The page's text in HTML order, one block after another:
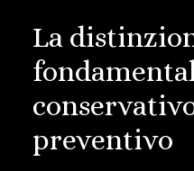
La
preventivo